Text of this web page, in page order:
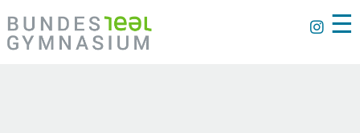
☰